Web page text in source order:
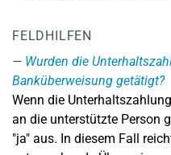
FELDHILFEN
Wurden die
Banküberweisung getätigt?
Wenn die
an die unterstützte Person
"ja" aus. In diesem Fall